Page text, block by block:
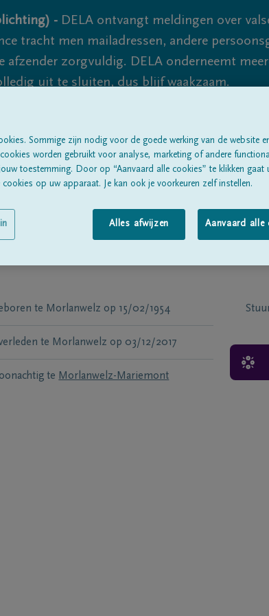
- DELA ontvangt meldingen over
tracht men mailadressen, andere
zorgvuldig. DELA onderneemt
uit te sluiten, dus blijf waakzaam.
Alle rouwberichtenOver ons
te Morlanwelz op 15/02/1954
te Morlanwelz op 03/12/2017
te Morlanwelz-Mariemont
Sommige zijn nodig voor de goede werking van de website
worden gebruikt voor analyse, marketing of andere
toestemming. Door op “Aanvaard alle cookies” te klikken gaat
op uw apparaat. Je kan ook je voorkeuren zelf instellen.
Alles afwijzen Aanvaard alle